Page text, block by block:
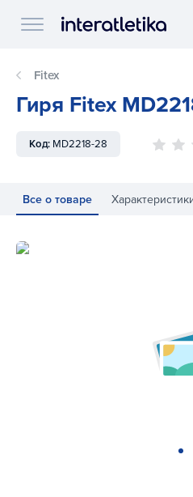
Fitex
Гиря Fitex
Код: MD2218-28
Все о товаре
Гиря Fitex MD2218-28 28 кг